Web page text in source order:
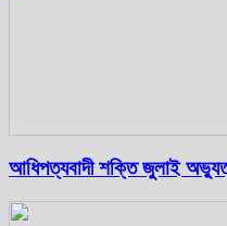
আধিপত্যবাদী শক্তি জুলাই